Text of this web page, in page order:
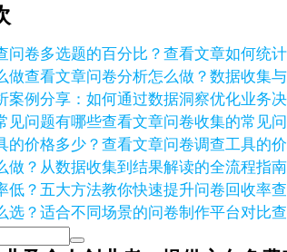
查看文章如何统
查看文章问卷分析怎么做？数据收集
查看文章问卷收集的常见
查看文章问卷调查工具的